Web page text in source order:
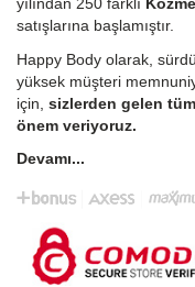
satışlarına başlamıştır.
Happy Body olarak,
yüksek müşteri
için, sizlerden gelen
önem veriyoruz.
Devamı...